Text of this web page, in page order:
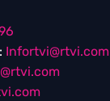
Infortvi@rtvi.com